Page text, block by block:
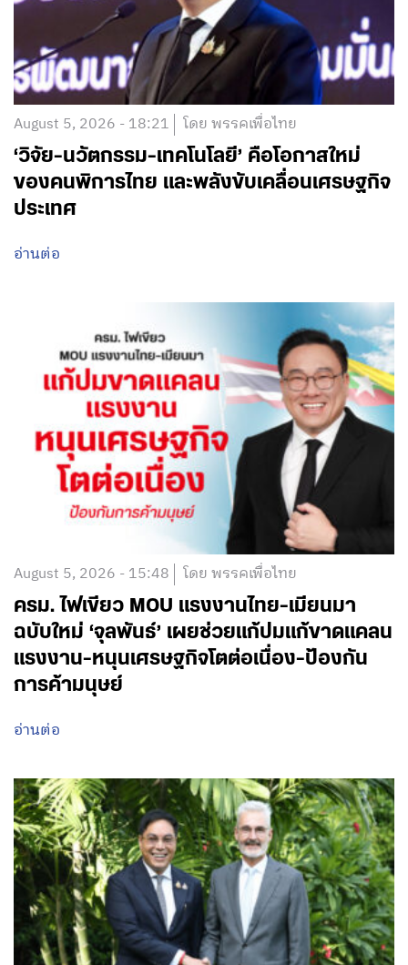
August 5, 2026 - 18:21 โดย พรรคเพื่อไทย
‘วิจัย-นวัตกรรม-เทคโนโลยี’ คือโอกาสใหม่
ของคนพิการไทย และพลังขับเคลื่อนเศรษฐกิจ
ประเทศ
อ่านต่อ
August 5, 2026 - 15:48 โดย พรรคเพื่อไทย
ครม. ไฟเขียว MOU แรงงานไทย-เมียนมา
ฉบับใหม่ ‘จุลพันธ์’ เผยช่วยแก้ปมแก้ขาดแคลน
แรงงาน-หนุนเศรษฐกิจโตต่อเนื่อง-ป้องกัน
การค้ามนุษย์
อ่านต่อ